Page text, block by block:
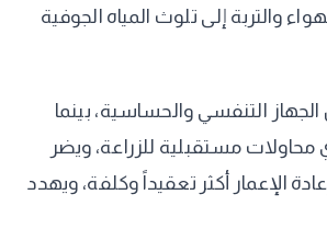
والتربة إلى تلوث المياه الجوفية
التنفسي والحساسية، بينما
مستقبلية للزراعة، ويضر
الإعمار أكثر تعقيداً وكلفة، ويهدد